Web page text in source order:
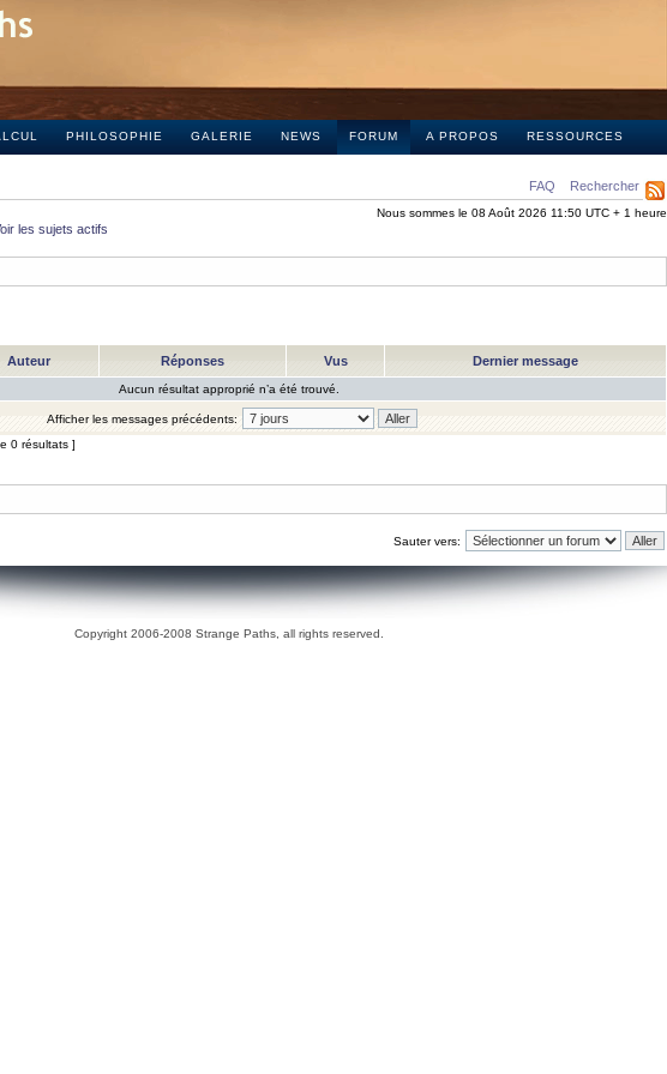
PHILOSOPHIE GALERIE NEWS FORUM A PROPOS RESSOURCES
FAQ Rechercher
Nous sommes le 08 Août 2026 11:50 UTC + 1 heure
les sujets actifs
Auteur Réponses Vus Dernier message
Aucun résultat approprié n’a été trouvé.
Afficher les messages précédents:
0 résultats ]
Sauter vers:
Copyright 2006-2008 Strange Paths, all rights reserved.